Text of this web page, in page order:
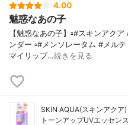
4.00
魅惑なあの子
【魅惑なあの子】▫️#スキンアク
ンダー ▫️#メンソレータム #メル
マイリップ…続きを見る
SKIN AQUA(スキンアクア)
トーンアップUVエッセンス